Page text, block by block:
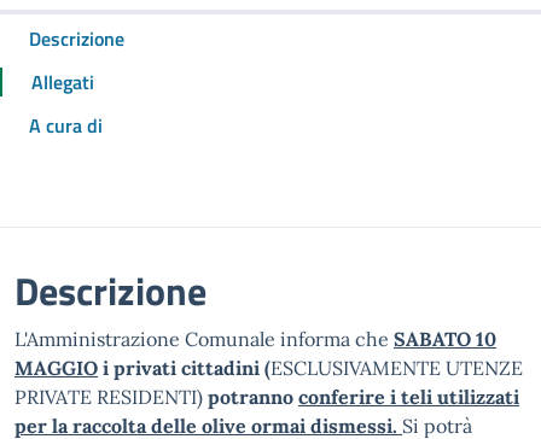
Descrizione
Allegati
A cura di
Descrizione
L'Amministrazione Comunale informa che SABATO 10
MAGGIO i privati cittadini (ESCLUSIVAMENTE UTENZE
PRIVATE RESIDENTI) potranno conferire i teli utilizzati
per la raccolta delle olive ormai dismessi. Si potrà